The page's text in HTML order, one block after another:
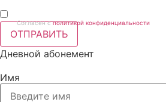
Согласен с политикой конфиденциальности
ОТПРАВИТЬ
Дневной абонемент
Имя